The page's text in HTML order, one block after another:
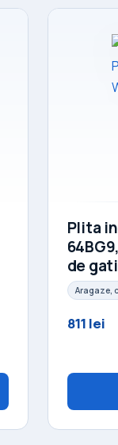
Plita
de
Aragaze,
811 lei